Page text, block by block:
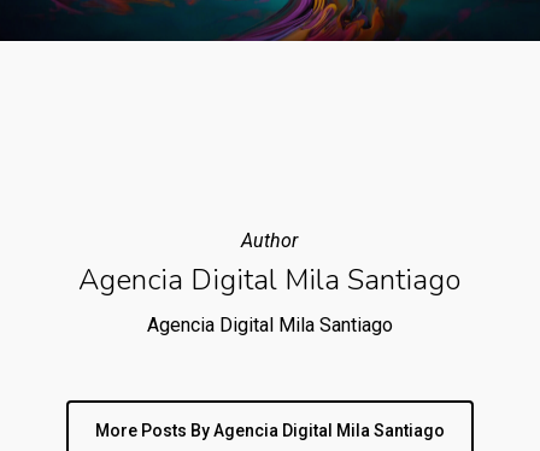
Author
Agencia Digital Mila Santiago
Agencia Digital Mila Santiago
More Posts By Agencia Digital Mila Santiago